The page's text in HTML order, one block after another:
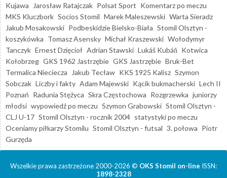
Kujawa
Jarosław Ratajczak Polsat Sport Komentarz po meczu
MKS Kluczbork Socios Stomil Marek Maleszewski Warta Sieradz
Jakub Mosakowski Podbeskidzie Bielsko-Biała Stomil Olsztyn -
koszykówka Tomasz Asensky Michał Kraszewski Wołodymyr
Tanczyk Ernest Dzięcioł Adrian Stawski Lukáš Kubáň Kotwica
Kołobrzeg GKS 1962 Jastrzębie GKS Jastrzębie Bruk-Bet
Termalica Nieciecza
Jakub Tecław KKS 1925 Kalisz Szymon
Sobczak Liczby i fakty Adam Majewski Kącik bukmacherski Lech II
Poznań Radunia Stężyca Skra Częstochowa Rozgrzewka juniorzy
młodsi wypowiedź po meczu Szymon Grabowski Stomil Olsztyn -
CLJ U-17 Stomil Olsztyn - rocznik 2004 statystyki po meczu
Oceniamy piłkarzy Stomilu Stomil Olsztyn - futsal 3. połowa Piotr
Gurzęda
Wszelkie prawa zastrzeżone 2000-2026 © OKS Stomil on-line ISSN:
1898-2328